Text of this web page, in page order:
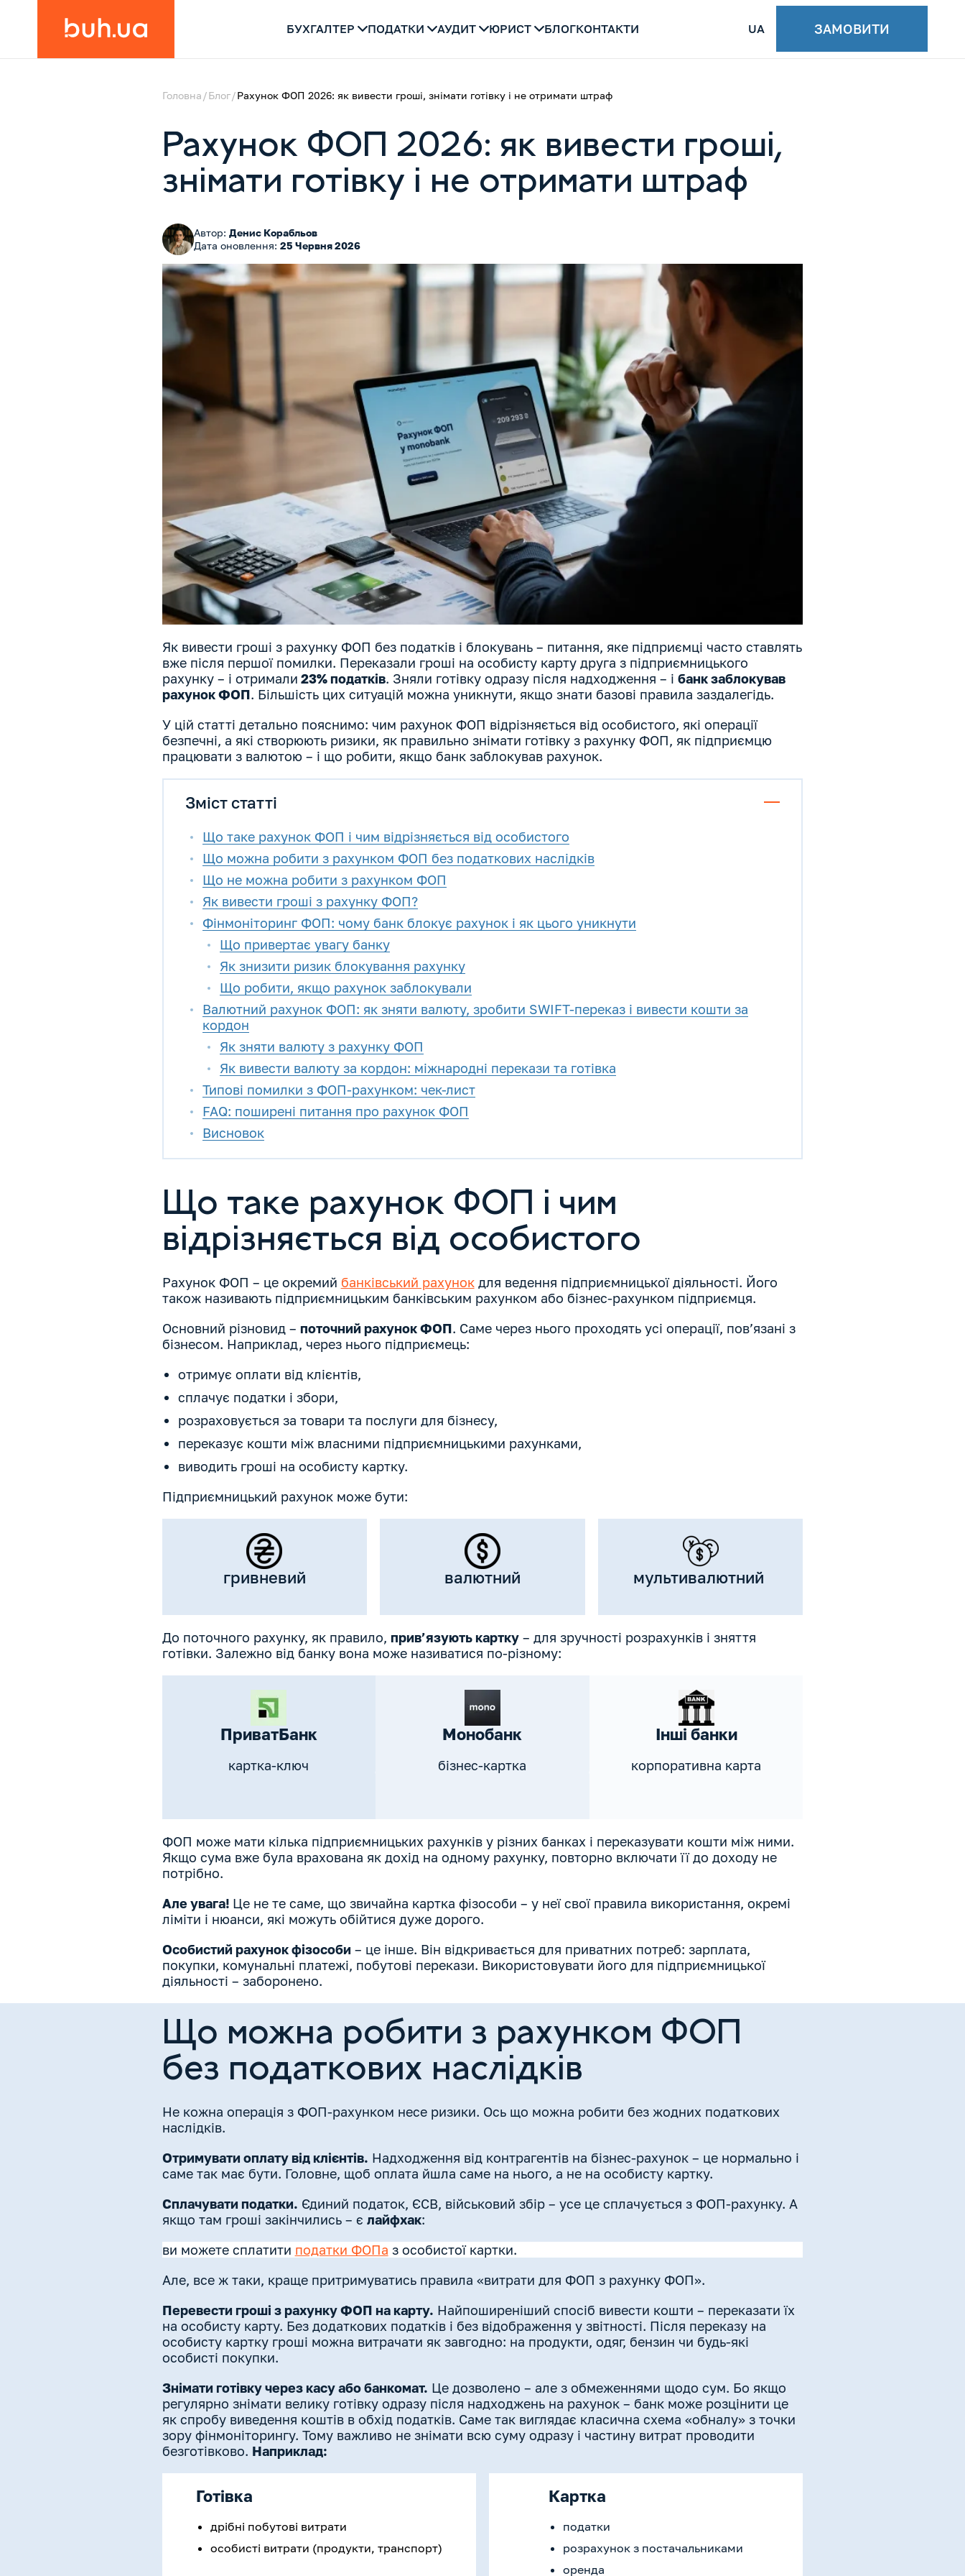
БУХГАЛТЕР ПОДАТКИ АУДИТ ЮРИСТ БЛОГКОНТАКТИ UA ЗАМОВИТИ
Головна Блог Рахунок ФОП 2026: як вивести гроші, знімати готівку і не отримати штраф
Рахунок ФОП 2026: як вивести гроші,
знімати готівку і не отримати штраф
Автор: Денис Корабльов
Дата оновлення: 25 Червня 2026
Як вивести гроші з рахунку ФОП без податків і блокувань – питання, яке підприємці часто ставлять
вже після першої помилки. Переказали гроші на особисту карту друга з підприємницького
рахунку – і отримали 23% податків. Зняли готівку одразу після надходження – і банк заблокував
рахунок ФОП. Більшість цих ситуацій можна уникнути, якщо знати базові правила заздалегідь.
У цій статті детально пояснимо: чим рахунок ФОП відрізняється від особистого, які операції
безпечні, а які створюють ризики, як правильно знімати готівку з рахунку ФОП, як підприємцю
працювати з валютою – і що робити, якщо банк заблокував рахунок.
Зміст статті
Що таке рахунок ФОП і чим відрізняється від особистого
Що можна робити з рахунком ФОП без податкових наслідків
Що не можна робити з рахунком ФОП
Як вивести гроші з рахунку ФОП?
Фінмоніторинг ФОП: чому банк блокує рахунок і як цього уникнути
Що привертає увагу банку
Як знизити ризик блокування рахунку
Що робити, якщо рахунок заблокували
Валютний рахунок ФОП: як зняти валюту, зробити SWIFT-переказ і вивести кошти за
кордон
Як зняти валюту з рахунку ФОП
Як вивести валюту за кордон: міжнародні перекази та готівка
Типові помилки з ФОП-рахунком: чек-лист
FAQ: поширені питання про рахунок ФОП
Висновок
Що таке рахунок ФОП і чим
відрізняється від особистого
Рахунок ФОП – це окремий банківський рахунокдля ведення підприємницької діяльності. Його
також називають підприємницьким банківським рахунком або бізнес-рахунком підприємця.
Основний різновид – поточний рахунок ФОП. Саме через нього проходять усі операції, пов’язані з
бізнесом. Наприклад, через нього підприємець:
отримує оплати від клієнтів,
сплачує податки і збори,
розраховується за товари та послуги для бізнесу,
переказує кошти між власними підприємницькими рахунками,
виводить гроші на особисту картку.
Підприємницький рахунок може бути:
гривневий валютний мультивалютний
До поточного рахунку, як правило, прив’язують картку– для зручності розрахунків і зняття
готівки. Залежно від банку вона може називатися по-різному:
ПриватБанк
картка-ключ
Монобанк
бізнес-картка
Інші банки
корпоративна карта
ФОП може мати кілька підприємницьких рахунків у різних банках і переказувати кошти між ними.
Якщо сума вже була врахована як дохід на одному рахунку, повторно включати її до доходу не
потрібно.
Але увага! Це не те саме, що звичайна картка фізособи – у неї свої правила використання, окремі
ліміти і нюанси, які можуть обійтися дуже дорого.
Особистий рахунок фізособи – це інше. Він відкривається для приватних потреб: зарплата,
покупки, комунальні платежі, побутові перекази. Використовувати його для підприємницької
діяльності – заборонено.
Що можна робити з рахунком ФОП
без податкових наслідків
Не кожна операція з ФОП-рахунком несе ризики. Ось що можна робити без жодних податкових
наслідків.
Отримувати оплату від клієнтів. Надходження від контрагентів на бізнес-рахунок – це нормально і
саме так має бути. Головне, щоб оплата йшла саме на нього, а не на особисту картку.
Сплачувати податки. Єдиний податок, ЄСВ, військовий збір – усе це сплачується з ФОП-рахунку. А
якщо там гроші закінчились – є лайфхак:
ви можете сплатити податки ФОПа з особистої картки.
Але, все ж таки, краще притримуватись правила «витрати для ФОП з рахунку ФОП».
Перевести гроші з рахунку ФОП на карту. Найпоширеніший спосіб вивести кошти – переказати їх
на особисту карту. Без додаткових податків і без відображення у звітності. Після переказу на
особисту картку гроші можна витрачати як завгодно: на продукти, одяг, бензин чи будь-які
особисті покупки.
Знімати готівку через касу або банкомат. Це дозволено – але з обмеженнями щодо сум. Бо якщо
регулярно знімати велику готівку одразу після надходжень на рахунок – банк може розцінити це
як спробу виведення коштів в обхід податків. Саме так виглядає класична схема «обналу» з точки
зору фінмоніторингу. Тому важливо не знімати всю суму одразу і частину витрат проводити
безготівково. Наприклад:
Готівка
дрібні побутові витрати
особисті витрати (продукти, транспорт)
Картка
податки
розрахунок з постачальниками
оренда